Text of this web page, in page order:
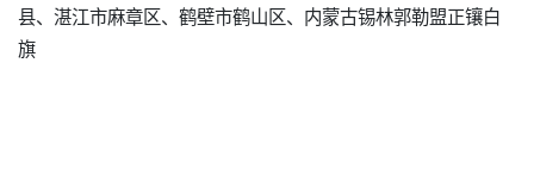
县、湛江市麻章区、鹤壁市鹤山区、内蒙古锡林郭勒盟正镶白
旗